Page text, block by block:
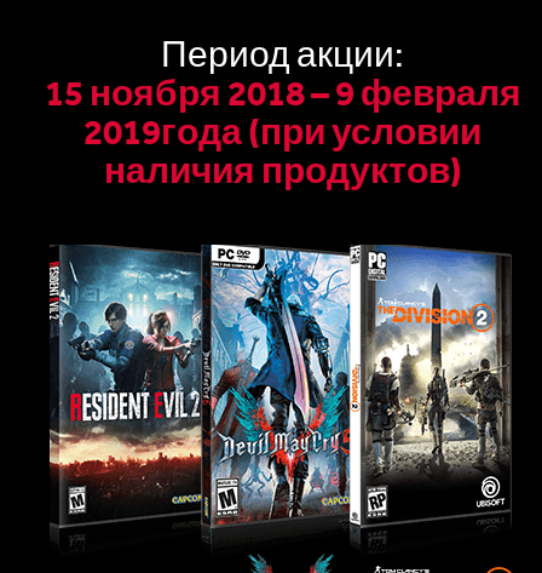
Период акции:
15 ноября 2018 – 9 февраля
2019года (при условии
наличия продуктов)